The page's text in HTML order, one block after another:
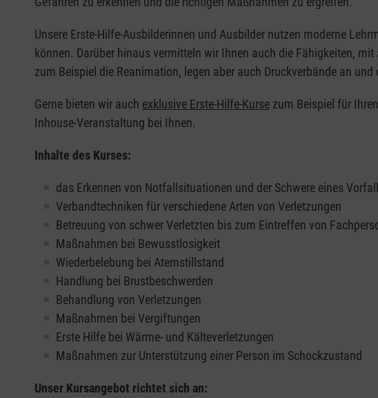
Unsere Erste-Hilfe-Ausbilderinnen und Ausbilder nutzen moderne
können. Darüber hinaus vermitteln wir Ihnen auch die Fähigkeiten,
zum Beispiel die Reanimation, legen aber auch Druckverbände an und
Gerne bieten wir auch exklusive Erste-Hilfe-Kurse zum Beispiel für
Inhouse-Veranstaltung bei Ihnen.
Inhalte des Kurses:
das Erkennen von Notfallsituationen und der Schwere eines
Verbandtechniken für verschiedene Arten von Verletzungen
Betreuung von schwer Verletzten bis zum Eintreffen von
Maßnahmen bei Bewusstlosigkeit
Wiederbelebung bei Atemstillstand
Handlung bei Brustbeschwerden
Behandlung von Verletzungen
Maßnahmen bei Vergiftungen
Erste Hilfe bei Wärme- und Kälteverletzungen
Maßnahmen zur Unterstützung einer Person im Schockzustand
Unser Kursangebot richtet sich an: